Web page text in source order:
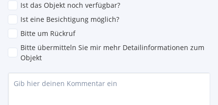
Ist das Objekt noch verfügbar?
Ist eine Besichtigung möglich?
Bitte um Rückruf
Bitte übermitteln Sie mir mehr Detailinformationen zum
Objekt